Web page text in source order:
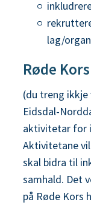
lag/
Røde
(du treng
Eidsdal-
aktivitetar for
Aktivitetane
skal bidra til
samhald. Det
på Røde Kors